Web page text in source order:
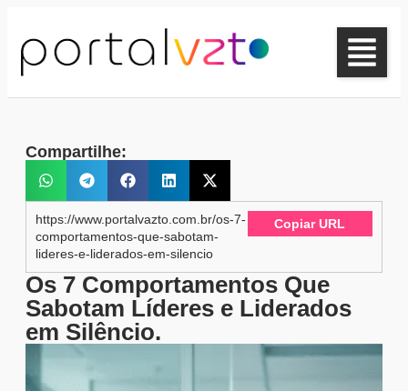
Compartilhe:
https://www.portalvazto.com.br/os-7-
comportamentos-que-sabotam-
lideres-e-liderados-em-silencio
Copiar URL
Os 7 Comportamentos Que
Sabotam Líderes e Liderados
em Silêncio.